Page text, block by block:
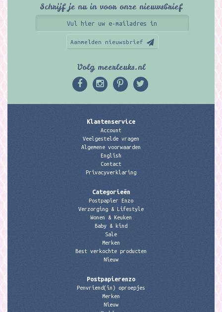
Schrijf je nu in voor onze nieuwsbrief
Aanmelden nieuwsbrief
Volg meerleuks.nl
Klantenservice
Account
Veelgestelde vragen
Algemene voorwaarden
English
Contact
Privacyverklaring
Categorieën
Postpapier Enzo
Verzorging & Lifestyle
Wonen & Keuken
Baby & kind
Sale
Merken
Best verkochte producten
Nieuw
Postpapierenzo
Penvriend(in) oproepjes
Merken
Nieuw